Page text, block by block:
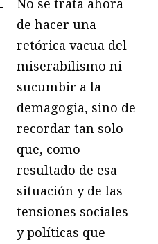
No se trata ahora
de hacer una
retórica vacua del
miserabilismo ni
sucumbir a la
demagogia, sino de
recordar tan solo
que, como
resultado de esa
situación y de las
tensiones sociales
y políticas que